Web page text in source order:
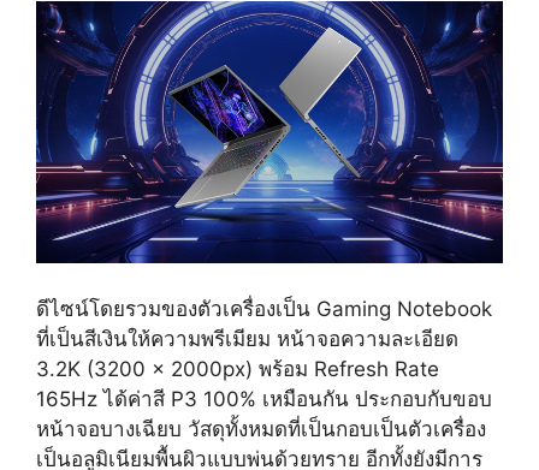
ดีไซน์โดยรวมของตัวเครื่องเป็น Gaming Notebook
ที่เป็นสีเงินให้ความพรีเมียม หน้าจอความละเอียด
3.2K (3200 x 2000px) พร้อม Refresh Rate
165Hz ได้ค่าสี P3 100% เหมือนกัน ประกอบกับขอบ
หน้าจอบางเฉียบ วัสดุทั้งหมดที่เป็นกอบเป็นตัวเครื่อง
เป็นอลูมิเนียมพื้นผิวแบบพ่นด้วยทราย อีกทั้งยังมีการ